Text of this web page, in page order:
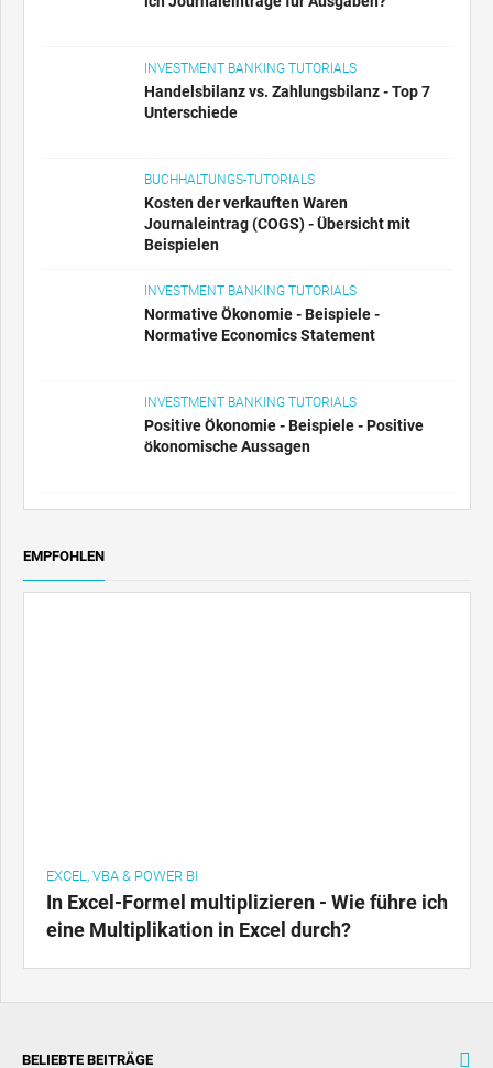
INVESTMENT BANKING TUTORIALS
Handelsbilanz vs. Zahlungsbilanz - Top 7
Unterschiede
BUCHHALTUNGS-TUTORIALS
Kosten der verkauften Waren
Journaleintrag (COGS) - Übersicht mit
Beispielen
INVESTMENT BANKING TUTORIALS
Normative Ökonomie - Beispiele -
Normative Economics Statement
INVESTMENT BANKING TUTORIALS
Positive Ökonomie - Beispiele - Positive
ökonomische Aussagen
EMPFOHLEN
EXCEL, VBA & POWER BI
In Excel-Formel multiplizieren - Wie führe ich
eine Multiplikation in Excel durch?
BELIEBTE BEITRÄGE